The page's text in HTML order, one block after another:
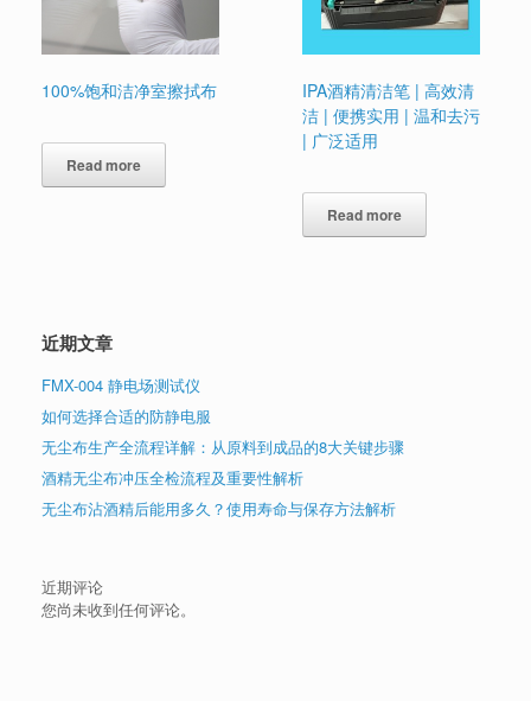
100%饱和洁净室擦拭布
Read more
IPA酒精清洁笔 | 高效清
洁 | 便携实用 | 温和去污
| 广泛适用
Read more
近期文章
FMX-004 静电场测试仪
如何选择合适的防静电服
无尘布生产全流程详解：从原料到成品的8大关键步骤
酒精无尘布冲压全检流程及重要性解析
无尘布沾酒精后能用多久？使用寿命与保存方法解析
近期评论
您尚未收到任何评论。